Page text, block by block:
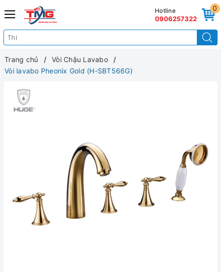
0
Hotline
0906257322
Trang chủ
Vòi Chậu Lavabo
Vòi lavabo Pheonix Gold (H-SBT566G)